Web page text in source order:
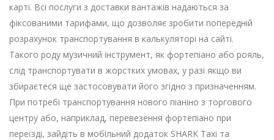
карті. Всі послуги з доставки вантажів надаються за
фіксованими тарифами, що дозволяє зробити попередній
розрахунок транспортування в калькуляторі на сайті.
Такого роду музичний інструмент, як фортепіано або рояль,
слід транспортувати в жорстких умовах, у разі якщо ви
збираєтеся ще застосовувати його згідно з призначенням.
При потребі транспортування нового піаніно з торгового
центру або, наприклад, перевезення фортепіано при
переїзді, зайдіть в мобільний додаток SHARK Taxi та